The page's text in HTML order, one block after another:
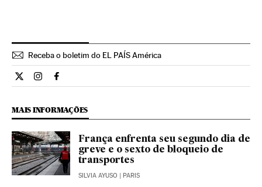
Receba o boletim do EL PAÍS América
Internacional El País Brasil en Twitter
Internacional El País Brasil en Instagram
Internacional El País Brasil en Facebook
MAIS INFORMAÇÕES
França enfrenta seu segundo dia de
greve e o sexto de bloqueio de
transportes
SILVIA AYUSO | PARIS